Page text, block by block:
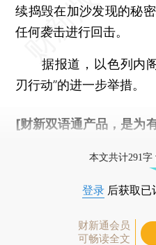
续捣毁在加沙发现的秘
任何袭击进行回击。
据报道，以色列内阁
刃行动”的进一步举措。
[财新双语通产品，是为
本文共计291
登录 后获取已
财新通会员
可畅读全文